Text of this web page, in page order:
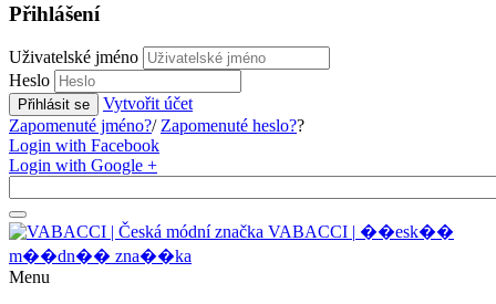
Přihlášení
Uživatelské jméno
Heslo
Přihlásit se
Vytvořit účet
Zapomenuté jméno?/ Zapomenuté heslo??
Login with Facebook
Login with Google +
VABACCI | ��esk��
m��dn�� zna��ka
Menu